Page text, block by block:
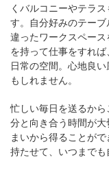
くバルコニーやテラ
す。自分好みのテー
違ったワークスペー
を持って仕事をすれ
日常の空間。心地良
もしれません。
忙しい毎日を送るか
分と向き合う時間が
まいから得ることが
持たせて、いつまでも